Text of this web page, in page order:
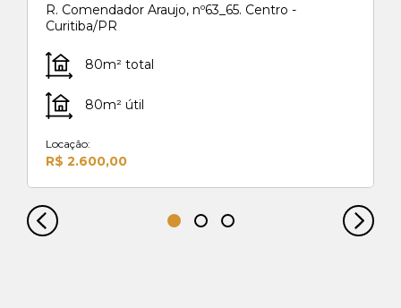
R. Comendador Araujo, nº63_65. Centro -
Curitiba/PR
80m² total
80m² útil
Locação:
R$ 2.600,00